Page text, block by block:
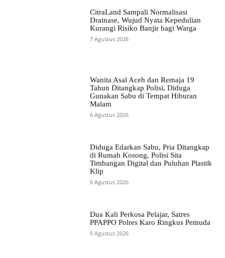
CitraLand Sampali Normalisasi
Drainase, Wujud Nyata Kepedulian
Kurangi Risiko Banjir bagi Warga
7 Agustus 2026
Wanita Asal Aceh dan Remaja 19
Tahun Ditangkap Polisi, Diduga
Gunakan Sabu di Tempat Hiburan
Malam
6 Agustus 2026
Diduga Edarkan Sabu, Pria Ditangkap
di Rumah Kosong, Polisi Sita
Timbangan Digital dan Puluhan Plastik
Klip
6 Agustus 2026
Dua Kali Perkosa Pelajar, Satres
PPAPPO Polres Karo Ringkus Pemuda
6 Agustus 2026